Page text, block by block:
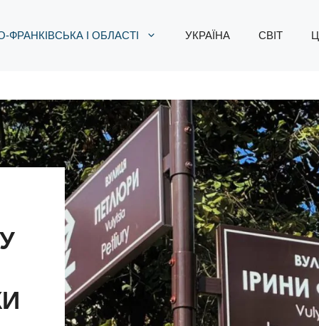
І ОБЛАСТІ УКРАЇНА СВІТ